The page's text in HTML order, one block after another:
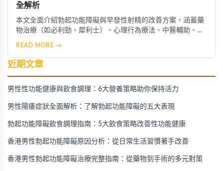
全解析
本文全面介紹勃起功能障礙與早發性射精的改善方案，涵蓋藥
物治療（如必利勁、犀利士）、心理行為療法、中醫輔助、生
READ MORE →
近期文章
男性性功能健康與飲食調理：6大營養策略助你保持活力
男性陽痿症狀全面解析：了解勃起功能障礙的五大表現
勃起功能障礙飲食調理指南：5大飲食策略改善性功能健康
香港男性勃起功能障礙原因分析：從日常生活習慣著手改善
香港男性勃起功能障礙治療完整指南：從藥物到手術的多元對策